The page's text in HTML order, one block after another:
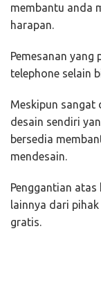
membantu anda
harapan.
Pemesanan yang
telephone selain
Meskipun sangat
desain sendiri
bersedia
mendesain.
Penggantian
lainnya dari
gratis.